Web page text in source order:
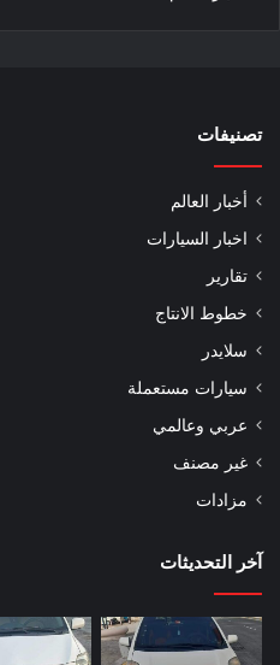
تصنيفات
أخبار العالم
اخبار السيارات
تقارير
خطوط الانتاج
سلايدر
سيارات مستعملة
عربي وعالمي
غير مصنف
مزادات
آخر التحديثات